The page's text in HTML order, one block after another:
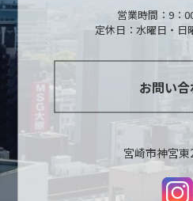
営業時間：9：
定休日：水曜日・日
お問い
宮崎市神宮